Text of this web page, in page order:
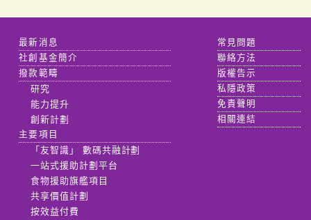
最新消息
社創基金簡介
撥款範疇
研究
能力提升
創新計劃
主要項目
「友智識」 數碼共融計劃
一站式援助計劃平台
食物援助旗艦項目
共享價值計劃
按效益付費
常見問題
聯絡方法
版權告示
私隱政策
免責聲明
相關連結